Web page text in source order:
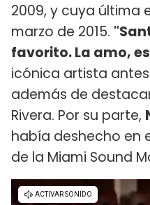
2009, y cuya última
marzo de 2015.
favorito. La amo,
icónica artista
además de
Rivera. Por su parte,
había deshecho en
de la Miami Sound